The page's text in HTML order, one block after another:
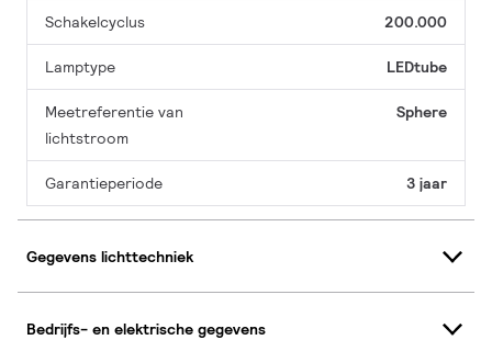
Schakelcyclus 200.000
Lamptype LEDtube
Meetreferentie van
lichtstroom
Sphere
Garantieperiode 3 jaar
Gegevens lichttechniek
Bedrijfs- en elektrische gegevens